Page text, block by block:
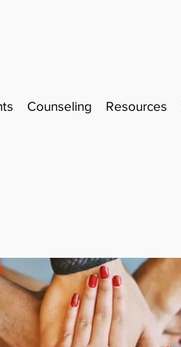
Counseling Resources